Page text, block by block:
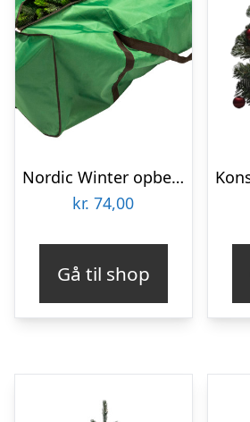
Nordic Winter opbevaringspose til kunstigt juletræ, 180 cm
kr. 74,00
Gå til shop